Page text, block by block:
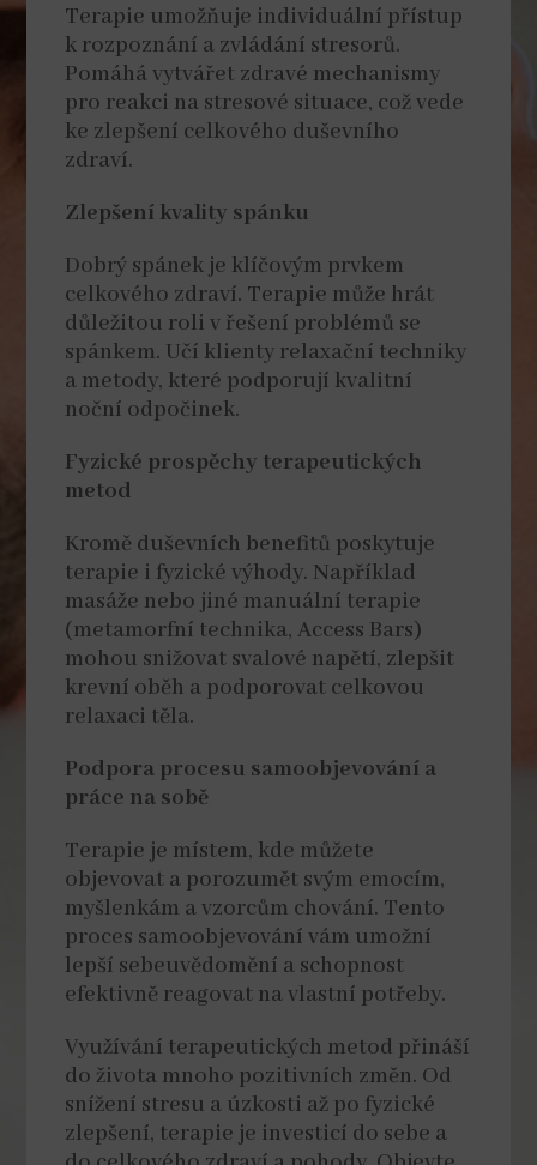
Terapie umožňuje individuální přístup
k rozpoznání a zvládání stresorů.
Pomáhá vytvářet zdravé mechanismy
pro reakci na stresové situace, což vede
ke zlepšení celkového duševního
zdraví.
Zlepšení kvality spánku
Dobrý spánek je klíčovým prvkem
celkového zdraví. Terapie může hrát
důležitou roli v řešení problémů se
spánkem. Učí klienty relaxační techniky
a metody, které podporují kvalitní
noční odpočinek.
Fyzické prospěchy terapeutických
metod
Kromě duševních benefitů poskytuje
terapie i fyzické výhody. Například
masáže nebo jiné manuální terapie
(metamorfní technika, Access Bars)
mohou snižovat svalové napětí, zlepšit
krevní oběh a podporovat celkovou
relaxaci těla.
Podpora procesu samoobjevování a
práce na sobě
Terapie je místem, kde můžete
objevovat a porozumět svým emocím,
myšlenkám a vzorcům chování. Tento
proces samoobjevování vám umožní
lepší sebeuvědomění a schopnost
efektivně reagovat na vlastní potřeby.
Využívání terapeutických metod přináší
do života mnoho pozitivních změn. Od
snížení stresu a úzkosti až po fyzické
zlepšení, terapie je investicí do sebe a